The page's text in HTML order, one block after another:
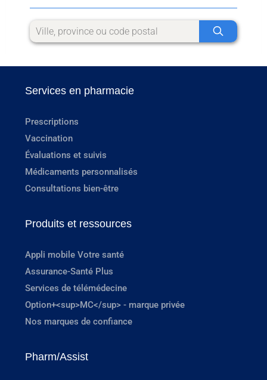
Services en pharmacie
Prescriptions
Vaccination
Évaluations et suivis
Médicaments personnalisés
Consultations bien-être
Produits et ressources
Appli mobile Votre santé
Assurance-Santé Plus
Services de télémédecine
Option+<sup>MC</sup> - marque privée
Nos marques de confiance
Pharm/Assist